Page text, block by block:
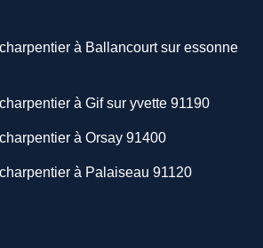
à Ballancourt sur essonne
à Gif sur yvette 91190
à Orsay 91400
à Palaiseau 91120